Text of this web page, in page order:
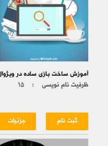
آموزش ساخت بازی ساده در
ظرفیت نام نویسی : ۱۵
ثبت نام جزئیات